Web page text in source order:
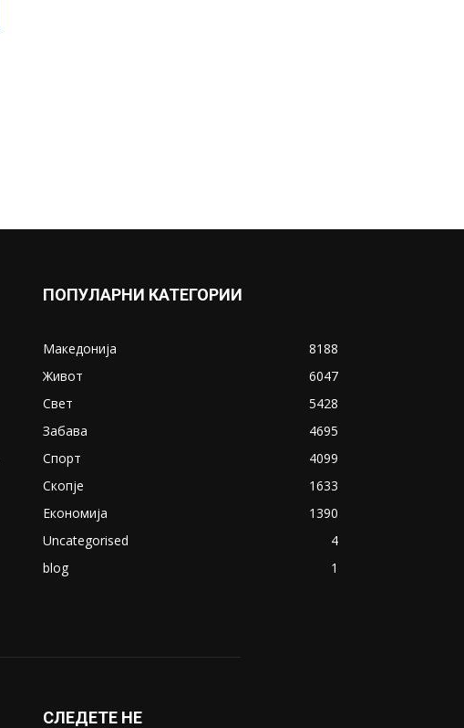
ПОПУЛАРНИ КАТЕГОРИИ
Македонија
8188
Живот
6047
Свет
5428
Забава
4695
Спорт
4099
Скопје
1633
Економија
1390
Uncategorised
4
blog
1
СЛЕДЕТЕ НЕ